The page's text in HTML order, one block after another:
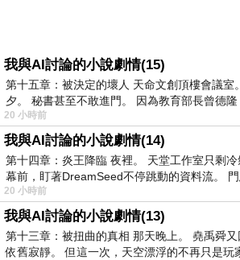
我與AI討論的小說劇情(15)
第十五章：被決定的壞人 天命文創頂樓會議室
夕。 秘書甚至不敢進門。 因為教育部長曾德
20 小時前
我與AI討論的小說劇情(14)
第十四章：炎王降臨 夜裡。 天堂工作室只剩
幕前，盯著DreamSeed不停跳動的資料流。
20 小時前
我與AI討論的小說劇情(13)
第十三章：被扭曲的真相 那天晚上。 堯禹舜
依舊寂靜。 但這一次，天空漂浮的不再只是玩